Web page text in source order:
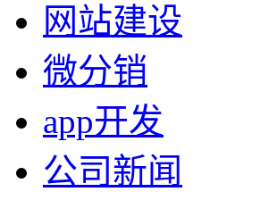
网站建设
微分销
app开发
公司新闻